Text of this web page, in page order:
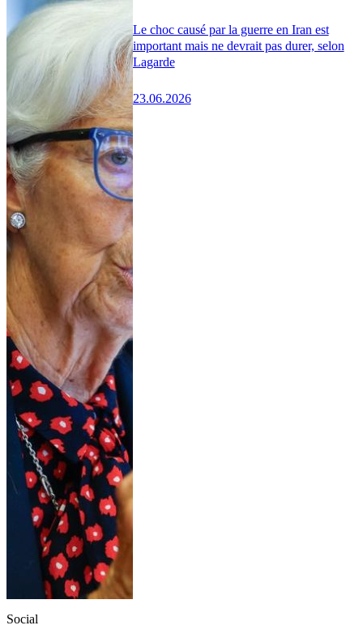
Le choc causé par la guerre en Iran est
important mais ne devrait pas durer, selon
Lagarde
23.06.2026
Social